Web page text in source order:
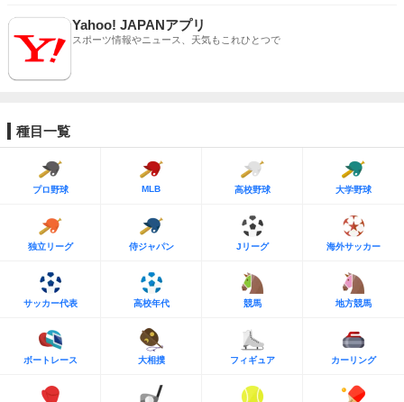
Yahoo! JAPANアプリ
スポーツ情報やニュース、天気もこれひとつで
種目一覧
プロ野球 MLB 高校野球 大学野球
独立リーグ 侍ジャパン Jリーグ 海外サッカー
サッカー代表 高校年代 競馬 地方競馬
ボートレース 大相撲 フィギュア カーリング